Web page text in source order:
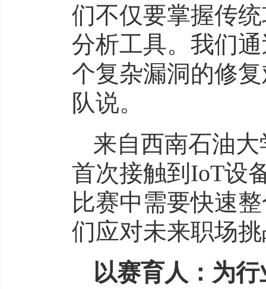
们不仅要掌握传
分析工具。我们
个复杂漏洞的修
队说。
来自西南石油
首次接触到IoT设
比赛中需要快速
们应对未来职场
以赛育人：为